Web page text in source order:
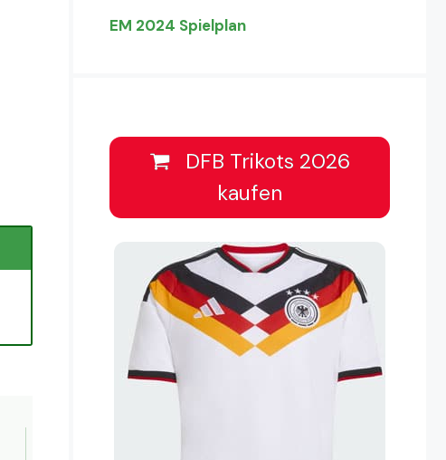
EM 2024 Spielplan
DFB Trikots 2026
kaufen